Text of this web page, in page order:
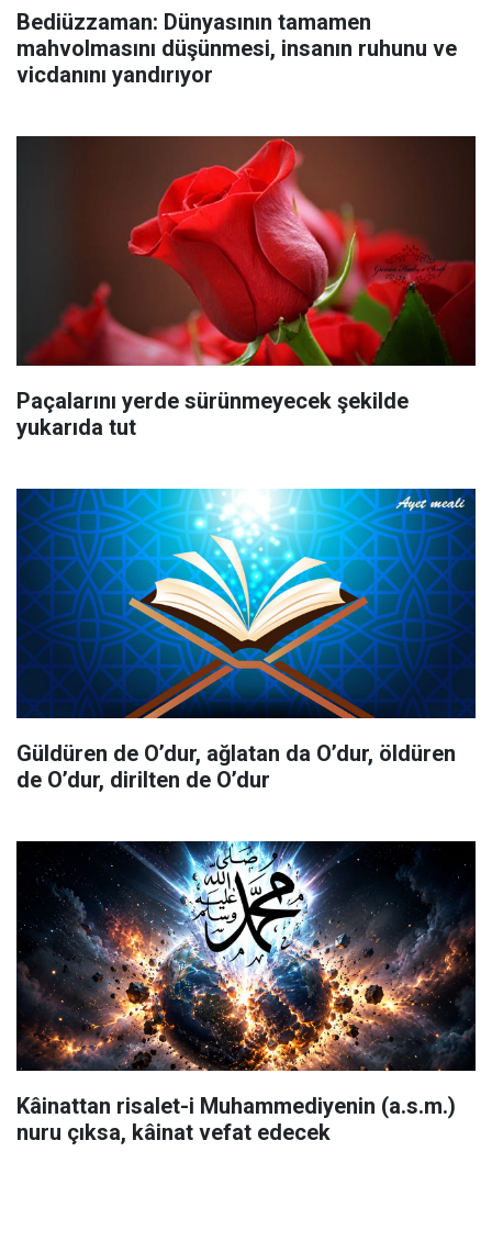
Bediüzzaman: Dünyasının tamamen
mahvolmasını düşünmesi, insanın ruhunu ve
vicdanını yandırıyor
Paçalarını yerde sürünmeyecek şekilde
yukarıda tut
Güldüren de O’dur, ağlatan da O’dur, öldüren
de O’dur, dirilten de O’dur
Kâinattan risalet-i Muhammediyenin (a.s.m.)
nuru çıksa, kâinat vefat edecek